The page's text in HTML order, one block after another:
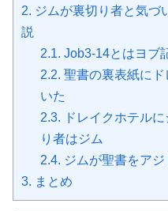
2. ジムが裏切り者と気づ
説
2.1. Job3-14とはヨブ
2.2. 聖書の裏表紙に
いた
2.3. ドレイクホテル
り者はジム
2.4. ジムが聖書をア
3. まとめ